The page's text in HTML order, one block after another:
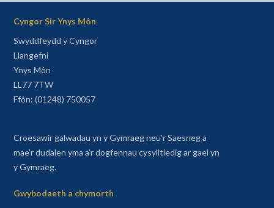
Cyngor Sir Ynys Môn
Swyddfeydd y Cyngor
Llangefni
Ynys Môn
LL77 7TW
Ffôn: (01248) 750057
Croesawir galwadau yn y Gymraeg neu'r Saesneg a
mae'r dudalen yma a'r dogfennau cysylltiedig ar gael yn
y Gymraeg.
Gwybodaeth a chymorth